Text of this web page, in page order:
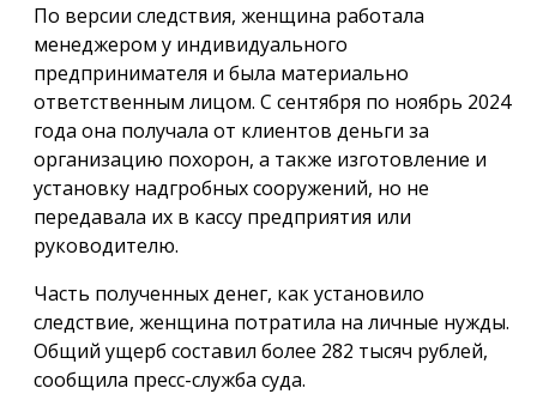
По версии следствия, женщина работала
менеджером у индивидуального
предпринимателя и была материально
ответственным лицом. С сентября по ноябрь 2024
года она получала от клиентов деньги за
организацию похорон, а также изготовление и
установку надгробных сооружений, но не
передавала их в кассу предприятия или
руководителю.
Часть полученных денег, как установило
следствие, женщина потратила на личные нужды.
Общий ущерб составил более 282 тысяч рублей,
сообщила пресс-служба суда.